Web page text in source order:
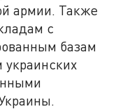
армии. Также
с
базам